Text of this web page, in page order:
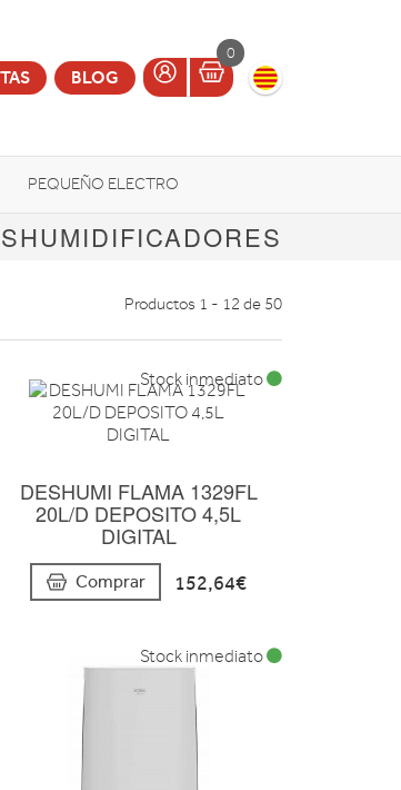
BLOG
0
PEQUEÑO ELECTRO
Productos 1 - 12 de 50
DESHUMI FLAMA 1329FL
20L/D DEPOSITO 4,5L
DIGITAL
Comprar 152,64€
Stock inmediato
Stock inmediato